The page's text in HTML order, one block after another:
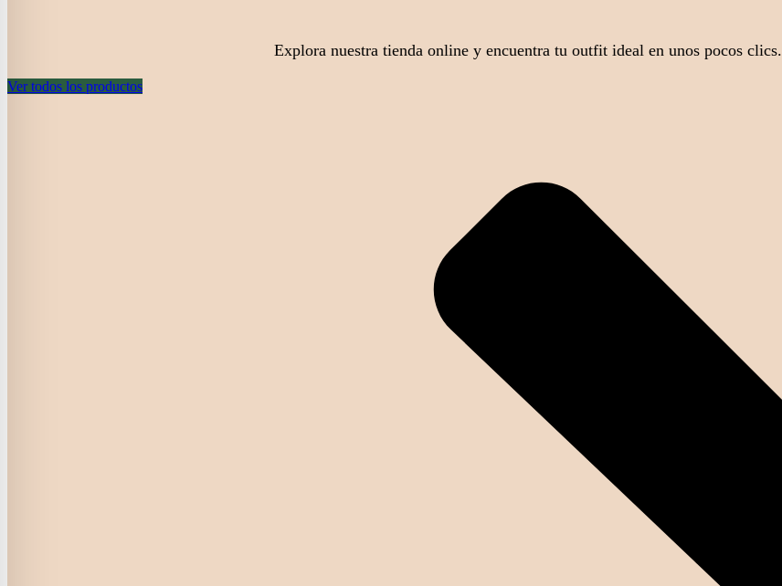
Explora nuestra tienda online y encuentra tu outfit ideal en unos pocos clics.
Ver todos los productos